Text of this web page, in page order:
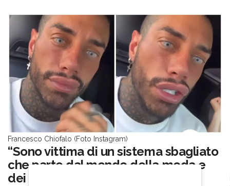
Francesco Chiofalo (Foto Instagram)
“Sono vittima di un sistema sbagliato
che parte dal mondo della moda e
dei fotomodelli”